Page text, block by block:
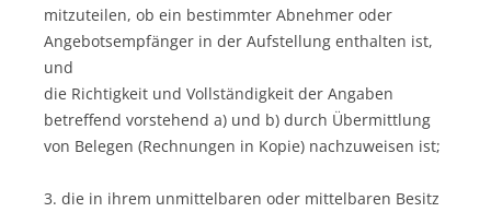
mitzuteilen, ob ein bestimmter Abnehmer oder
Angebotsempfänger in der Aufstellung enthalten ist,
und
die Richtigkeit und Vollständigkeit der Angaben
betreffend vorstehend a) und b) durch Übermittlung
von Belegen (Rechnungen in Kopie) nachzuweisen ist;
3. die in ihrem unmittelbaren oder mittelbaren Besitz